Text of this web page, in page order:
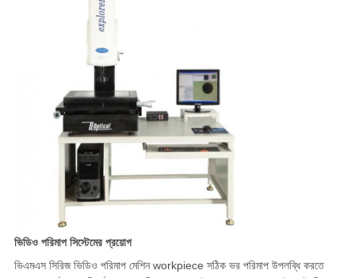
ভিডিও পরিমাপ সিস্টেমের প্রয়োগ
ভিএমএস সিরিজ ভিডিও পরিমাপ মেশিন workpiece সঠিক ভর পরিমাপ উপলব্ধি করতে